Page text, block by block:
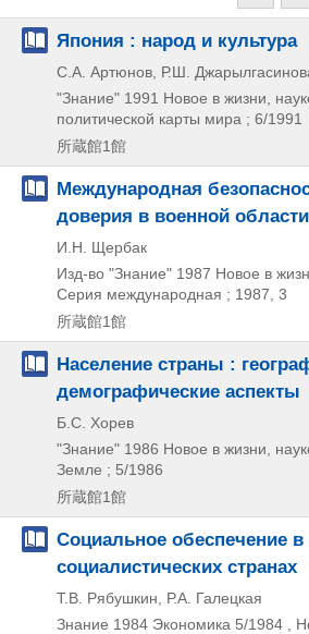
Япония : народ и культура
С.А. Артюнов, Р.Ш.
"Знание" 1991 Новое в жизни,
политической карты мира ; 6/1991
所蔵館1館
Международная
доверия в военной области
И.Н. Щербак
Изд-во "Знание" 1987 Новое в
Серия международная ; 1987, 3
所蔵館1館
Население страны :
демографические аспекты
Б.С. Хорев
"Знание" 1986 Новое в жизни,
Земле ; 5/1986
所蔵館1館
Социальное обеспечение в
социалистических странах
Т.В. Рябушкин, Р.А. Галецкая
Знание 1984 Экономика 5/1984 ,